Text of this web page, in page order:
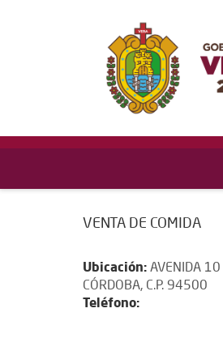
VENTA DE COMIDA
Ubicación: AVENIDA 10
CÓRDOBA, C.P. 94500
Teléfono: